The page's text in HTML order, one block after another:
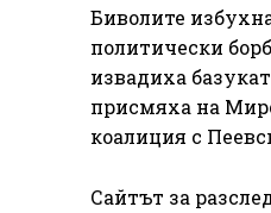
Биволите
политически
извадиха
присмяха на
коалиция с
Сайтът за